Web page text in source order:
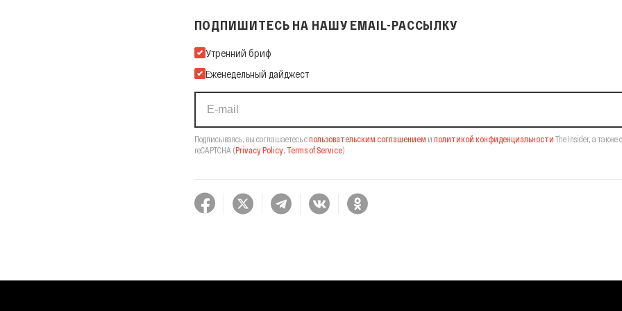
ПОДПИШИТЕСЬ НА НАШУ EMAIL-РАССЫЛКУ
Подпишитесь на нашу Email-рассылку
Утренний бриф
Еженедельный дайджест
Подписываясь, вы соглашаетесь спользовательским соглашением и политикой конфиденциальности The Insider, а также
reCAPTCHA (Privacy Policy, Terms of Service).